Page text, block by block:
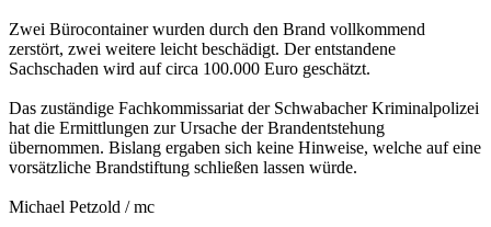
Zwei Bürocontainer wurden durch den Brand vollkommend
zerstört, zwei weitere leicht beschädigt. Der entstandene
Sachschaden wird auf circa 100.000 Euro geschätzt.
Das zuständige Fachkommissariat der Schwabacher Kriminalpolizei
hat die Ermittlungen zur Ursache der Brandentstehung
übernommen. Bislang ergaben sich keine Hinweise, welche auf eine
vorsätzliche Brandstiftung schließen lassen würde.
Michael Petzold / mc